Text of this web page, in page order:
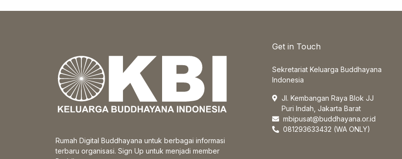
Rumah Digital Buddhayana untuk berbagai informasi
terbaru organisasi. Sign Up untuk menjadi member
Get in Touch
Sekretariat Keluarga Buddhayana
Indonesia
Jl. Kembangan Raya Blok JJ
Puri Indah, Jakarta Barat
mbipusat@buddhayana.or.id
081293633432 (WA ONLY)